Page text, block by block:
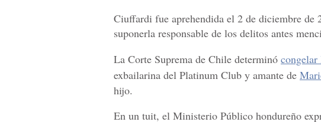
Ciuffardi fue aprehendida el 2 de diciembre de
suponerla responsable de los delitos antes
La Corte Suprema de Chile determinó congelar
exbailarina del Platinum Club y amante de
hijo.
En un tuit, el Ministerio Público hondureño